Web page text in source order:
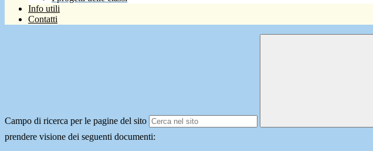
Info utili
Contatti
Campo di ricerca per le pagine del sito
prendere visione dei seguenti documenti: